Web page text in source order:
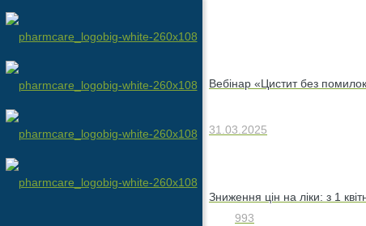
Вебінар «Цистит без
31.03.2025
Зниження цін на ліки: з 1
993